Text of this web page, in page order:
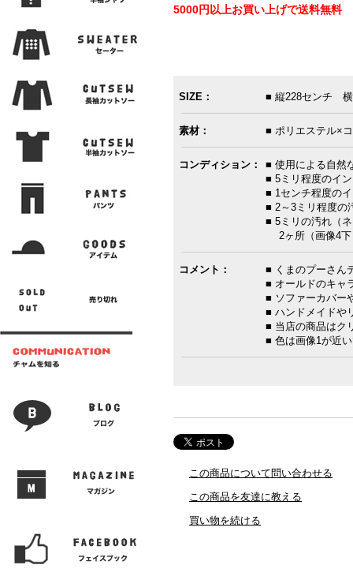
5000円以上お買い上げで送料無料
SIZE： ■ 縦228センチ 横
素材： ■ ポリエステル×
コンディション：
■ 使用による自然
■ 5ミリ程度のイ
■ 1センチ程度の
■ 2～3ミリ程度の
■ 5ミリの汚れ（
2ヶ所（画像4下
コメント：
■ くまのプーさん
■ オールドのキャ
■ ソファーカバー
■ ハンドメイドや
■ 当店の商品はク
■ 色は画像1が近
この商品について問い合わせる
この商品を友達に教える
買い物を続ける